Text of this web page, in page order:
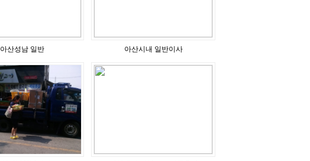
아산성남 일반 아산시내 일반이사